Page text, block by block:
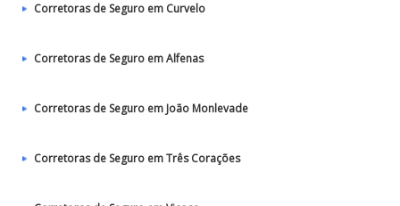
Corretoras de Seguro em Curvelo
Corretoras de Seguro em Alfenas
Corretoras de Seguro em João Monlevade
Corretoras de Seguro em Três Corações